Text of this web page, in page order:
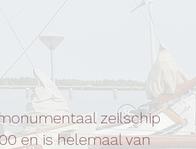
zeilschip
en is helemaal van